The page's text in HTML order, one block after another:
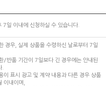
7일 이내에 신청하실 수 있습니다.
경우, 실제 상품을 수령하신 날로부터 7일
/반품 기간이 7일보다 긴 경우에는 안내된
.
이 표시 광고 및 계약 내용과 다른 경우 상품
이내이며,